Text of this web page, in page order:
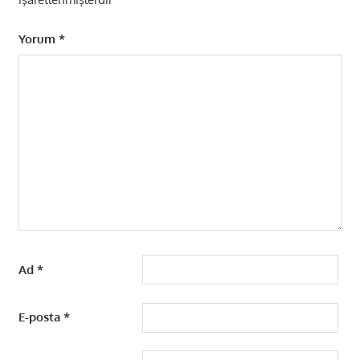
Yorum *
Ad *
E-posta *